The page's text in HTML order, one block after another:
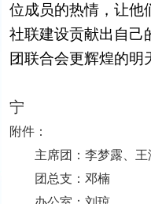
位成员的热情，让他
社联建设贡献出自己
团联合会更辉煌的明
体
宁
附件：
主席团：李梦露 王
团总支 ：邓楠